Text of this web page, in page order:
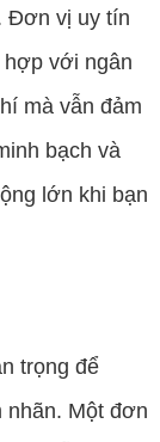
Đơn vị uy tín
hợp với ngân
mà vẫn đảm
bạch và
lớn khi bạn
trọng để
nhãn. Một đơn